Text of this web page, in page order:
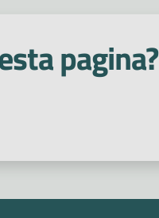
pagina?